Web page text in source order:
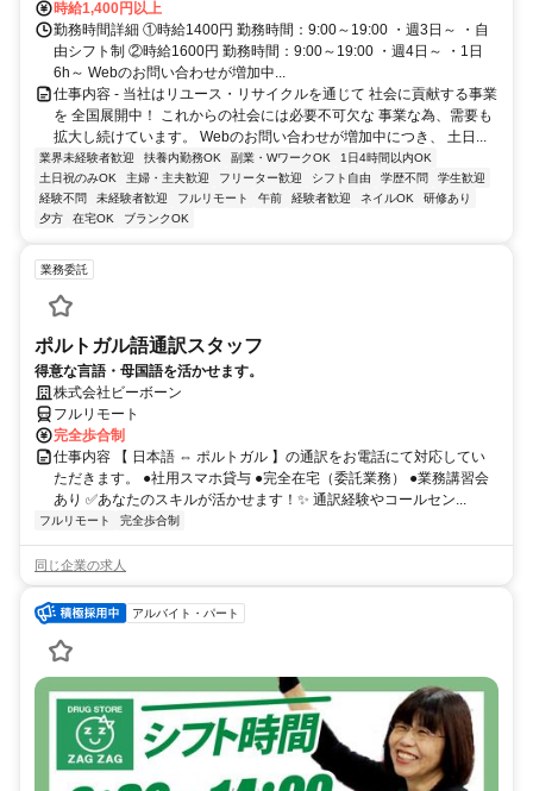
時給1,400円以上
勤務時間詳細 ①時給1400円 勤務時間：9:00～19:00 ・週3日～ ・自
由シフト制 ②時給1600円 勤務時間：9:00～19:00 ・週4日～ ・1日
6h～ Webのお問い合わせが増加中...
仕事内容 - 当社はリユース・リサイクルを通じて 社会に貢献する事業
を 全国展開中！ これからの社会には必要不可欠な 事業な為、需要も
拡大し続けています。 Webのお問い合わせが増加中につき、 土日...
業界未経験者歓迎 扶養内勤務OK 副業・WワークOK
1日4時間以内OK
土日祝のみOK
主婦・主夫歓迎 フリーター歓迎 シフト自由 学歴不問
学生歓迎
経験不問
未経験者歓迎 フルリモート 午前 経験者歓迎 ネイルOK
研修あり
夕方
在宅OK ブランクOK
業務委託
ポルトガル語通訳スタッフ
得意な言語・母国語を活かせます。
株式会社ビーボーン
フルリモート
完全歩合制
仕事内容 【 日本語 ⇔ ポルトガル 】の通訳をお電話にて対応してい
ただきます。 ●社用スマホ貸与 ●完全在宅（委託業務） ●業務講習会
あり ✅あなたのスキルが活かせます！✨ 通訳経験やコールセン...
フルリモート 完全歩合制
同じ企業の求人
アルバイト・パート